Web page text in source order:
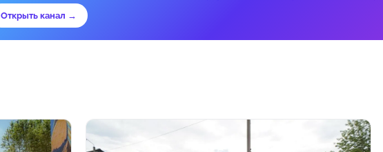
Открыть канал →